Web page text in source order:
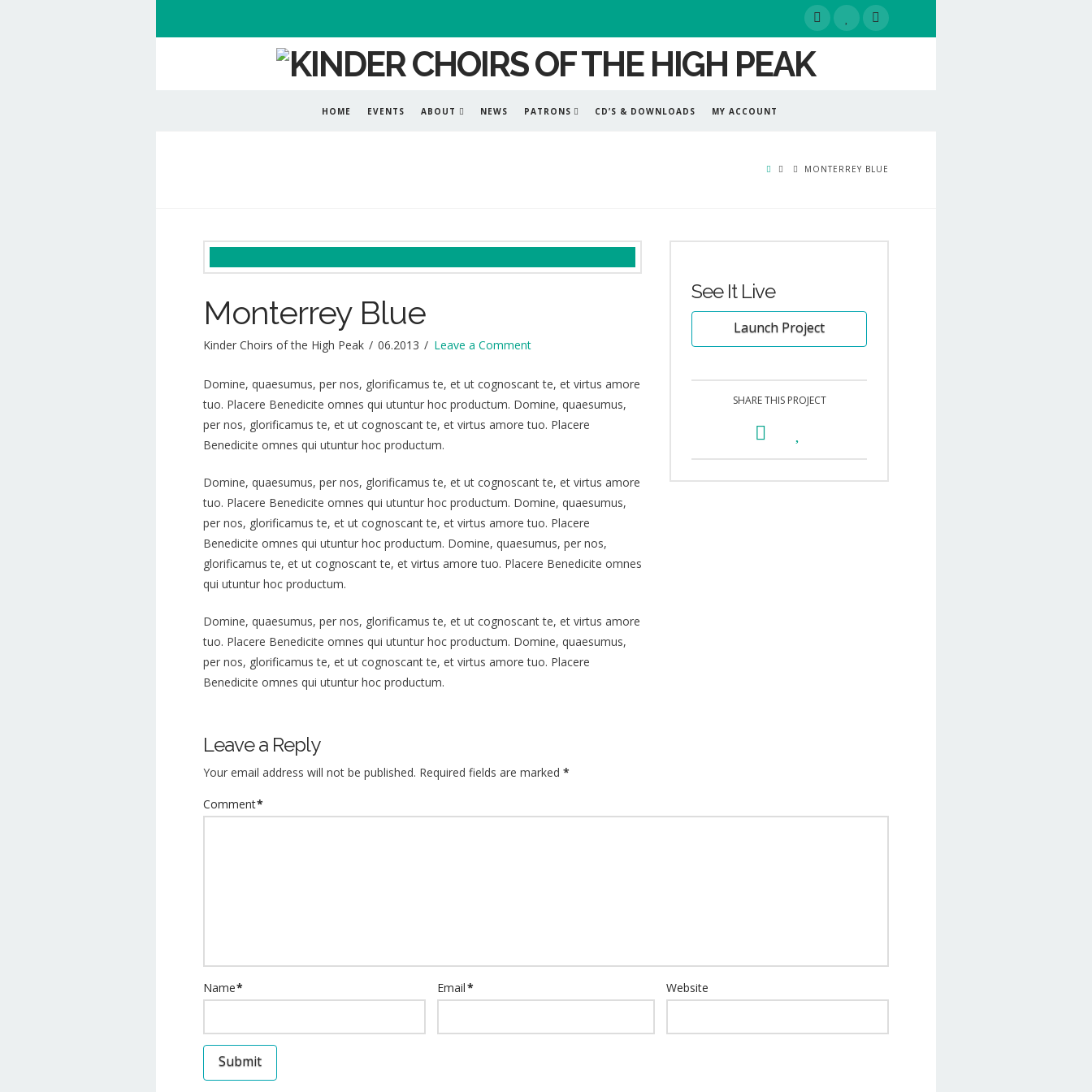
HOME EVENTS ABOUT NEWS PATRONS CD’S & DOWNLOADS MY ACCOUNT
MONTERREY BLUE
Monterrey Blue
Kinder Choirs of the High Peak 06.2013 Leave a Comment
Domine, quaesumus, per nos, glorificamus te, et ut cognoscant te, et virtus amore
tuo. Placere Benedicite omnes qui utuntur hoc productum. Domine, quaesumus,
per nos, glorificamus te, et ut cognoscant te, et virtus amore tuo. Placere
Benedicite omnes qui utuntur hoc productum.
Domine, quaesumus, per nos, glorificamus te, et ut cognoscant te, et virtus amore
tuo. Placere Benedicite omnes qui utuntur hoc productum. Domine, quaesumus,
per nos, glorificamus te, et ut cognoscant te, et virtus amore tuo. Placere
Benedicite omnes qui utuntur hoc productum. Domine, quaesumus, per nos,
glorificamus te, et ut cognoscant te, et virtus amore tuo. Placere Benedicite omnes
qui utuntur hoc productum.
Domine, quaesumus, per nos, glorificamus te, et ut cognoscant te, et virtus amore
tuo. Placere Benedicite omnes qui utuntur hoc productum. Domine, quaesumus,
per nos, glorificamus te, et ut cognoscant te, et virtus amore tuo. Placere
Benedicite omnes qui utuntur hoc productum.
See It Live
Launch Project
SHARE THIS PROJECT
of
PeakMonterrey
Leave a Reply
Your email address will not be published. Required fields are marked *
Comment*
Name* Email* Website